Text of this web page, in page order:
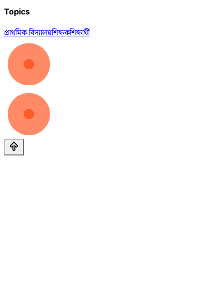
Topics
প্রাথমিক বিদ্যালয়শিক্ষকশিক্ষার্থী